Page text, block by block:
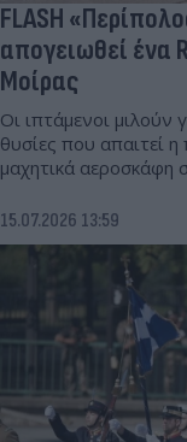
FLASH
απογειωθεί ένα
Μοίρας
Οι ιπτάμενοι μιλούν
θυσίες που απαιτεί
μαχητικά αεροσκάφη
15.07.2026 13:59